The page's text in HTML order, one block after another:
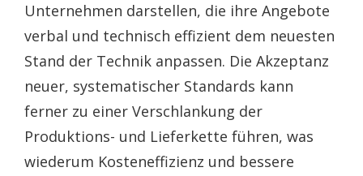
Unternehmen darstellen, die ihre Angebote
verbal und technisch effizient dem neuesten
Stand der Technik anpassen. Die Akzeptanz
neuer, systematischer Standards kann
ferner zu einer Verschlankung der
Produktions- und Lieferkette führen, was
wiederum Kosteneffizienz und bessere